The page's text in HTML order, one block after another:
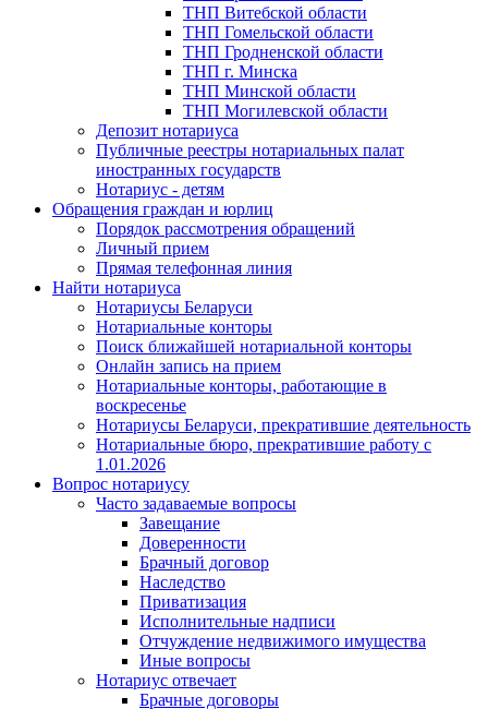
ТНП Витебской области
ТНП Гомельской области
ТНП Гродненской области
ТНП г. Минска
ТНП Минской области
ТНП Могилевской области
Депозит нотариуса
Публичные реестры нотариальных палат
иностранных государств
Нотариус - детям
Обращения граждан и юрлиц
Порядок рассмотрения обращений
Личный прием
Прямая телефонная линия
Найти нотариуса
Нотариусы Беларуси
Нотариальные конторы
Поиск ближайшей нотариальной конторы
Онлайн запись на прием
Нотариальные конторы, работающие в
воскресенье
Нотариусы Беларуси, прекратившие деятельность
Нотариальные бюро, прекратившие работу с
1.01.2026
Вопрос нотариусу
Часто задаваемые вопросы
Завещание
Доверенности
Брачный договор
Наследство
Приватизация
Исполнительные надписи
Отчуждение недвижимого имущества
Иные вопросы
Нотариус отвечает
Брачные договоры